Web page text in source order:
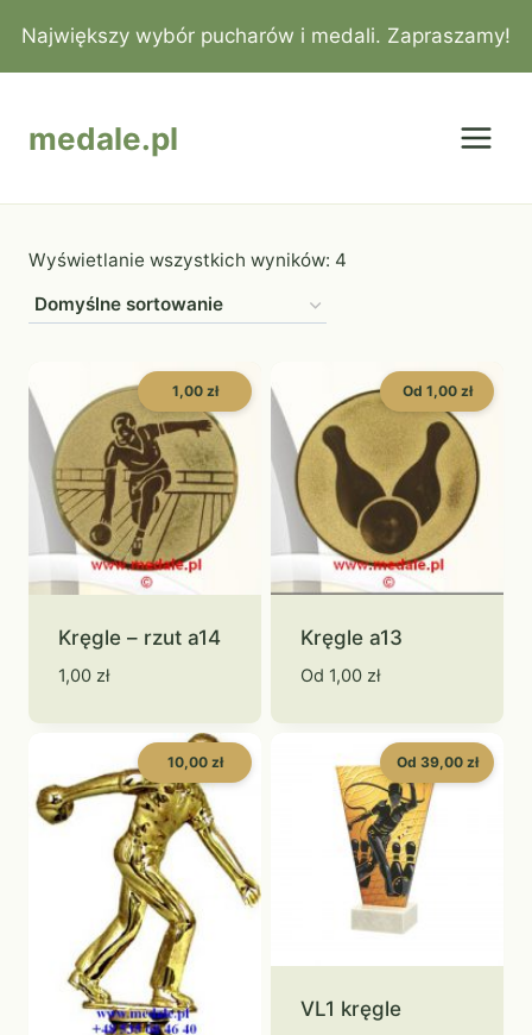
do
treści
Największy wybór pucharów i medali. Zapraszamy!
medale.pl
Wyświetlanie wszystkich wyników: 4
1,00 zł
Kręgle – rzut a14
1,00 zł
Od 1,00 zł
Kręgle a13
Od 1,00 zł
10,00 zł Od 39,00 zł
VL1 kręgle